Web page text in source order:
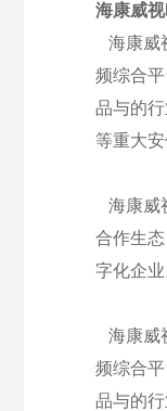
海康威
海康威
频综合
品与的
等重大
海康威
合作生
字化企
海康威
频综合
品与的